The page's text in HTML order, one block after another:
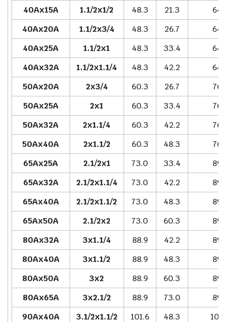
40Ax15A 1.1/2x1/2 48.3 21.3
40Ax20A
1.1/2x3/4 48.3 26.7
40Ax25A
1.1/2x1 48.3 33.4
40Ax32A
1.1/2x1.1/4 48.3 42.2
50Ax20A
2x3/4 60.3 26.7
50Ax25A
2x1 60.3 33.4
50Ax32A
2x1.1/4 60.3 42.2
50Ax40A
2x1.1/2 60.3 48.3
65Ax25A
2.1/2x1 73.0 33.4
65Ax32A
2.1/2x1.1/4 73.0 42.2
65Ax40A
2.1/2x1.1/2 73.0 48.3
65Ax50A
2.1/2x2 73.0 60.3
80Ax32A
3x1.1/4 88.9 42.2
80Ax40A
3x1.1/2 88.9 48.3
80Ax50A
3x2 88.9 60.3
80Ax65A
3x2.1/2 88.9 73.0
90Ax40A
3.1/2x1.1/2 101.6 48.3